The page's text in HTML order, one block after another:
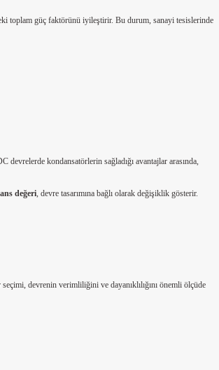
toplam güç faktörünü iyileştirir. Bu durum, sanayi tesislerinde
kondansatörlerin sağladığı avantajlar arasında,
değeri, devre tasarımına bağlı olarak değişiklik gösterir.
devrenin verimliliğini ve dayanıklılığını önemli ölçüde